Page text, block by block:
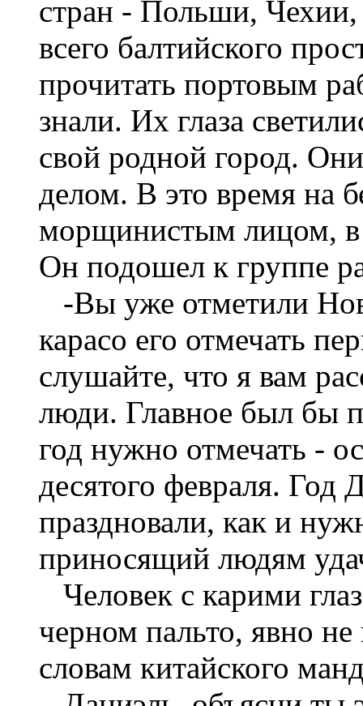
стран - Польши,
всего балтийского
прочитать портовым
знали. Их глаза
свой родной город.
делом. В это время на
морщинистым лицом, в
Он подошел к группе
-Вы уже отметили
карасо его отмечать
слушайте, что я вам
люди. Главное был бы
год нужно отмечать -
десятого февраля. Год
праздновали, как и
приносящий людям
Человек с карими
черном пальто, явно
словам китайского